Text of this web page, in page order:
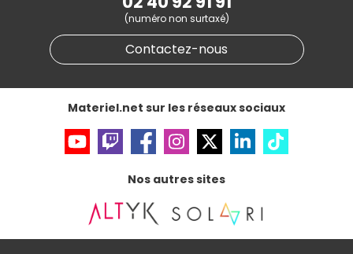
Informations légales
Données personnellesetcookies
Gérer vos cookies
Accessibilité : non conforme
(numéro non surtaxé)
Contactez-nous
Materiel.net sur les réseaux sociaux
Nos autres sites